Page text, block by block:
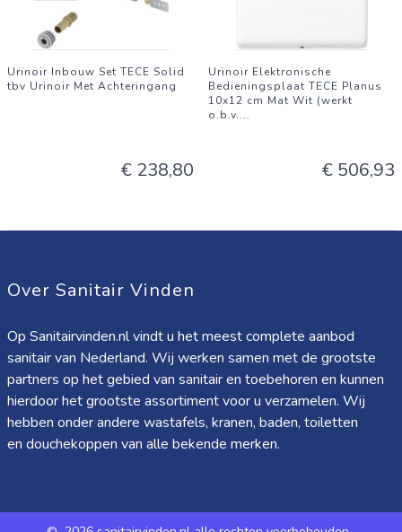
Urinoir Inbouw Set TECE Solid
tbv Urinoir Met Achteringang
€ 238,80
Urinoir Elektronische
Bedieningsplaat TECE Planus
10x12 cm Mat Wit (werkt
o.b.v....
€ 506,93
Over Sanitair Vinden
Op Sanitairvinden.nl vindt u het meest complete aanbod
sanitair van Nederland. Wij werken samen met de grootste
partners op het gebied van sanitair en toebehoren en kunnen
hierdoor het grootste assortiment voor u verzamelen. Wij
hebben onder andere wastafels, kranen, baden, toiletten
en douchekoppen van alle bekende merken.